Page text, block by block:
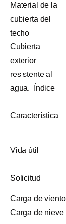
Material de la
cubierta del
techo
Cubierta
exterior
resistente al
agua. Índice
Característica
Vida útil
Solicitud
Carga de viento
Carga de nieve